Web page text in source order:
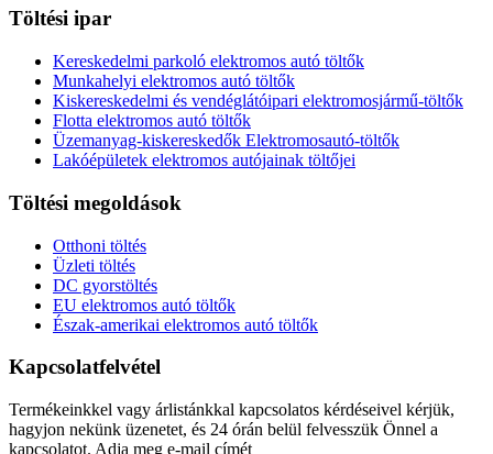
Töltési ipar
Kereskedelmi parkoló elektromos autó töltők
Munkahelyi elektromos autó töltők
Kiskereskedelmi és vendéglátóipari elektromosjármű-töltők
Flotta elektromos autó töltők
Üzemanyag-kiskereskedők Elektromosautó-töltők
Lakóépületek elektromos autójainak töltőjei
Töltési megoldások
Otthoni töltés
Üzleti töltés
DC gyorstöltés
EU elektromos autó töltők
Észak-amerikai elektromos autó töltők
Kapcsolatfelvétel
Termékeinkkel vagy árlistánkkal kapcsolatos kérdéseivel kérjük,
hagyjon nekünk üzenetet, és 24 órán belül felvesszük Önnel a
kapcsolatot. Adja meg e-mail címét